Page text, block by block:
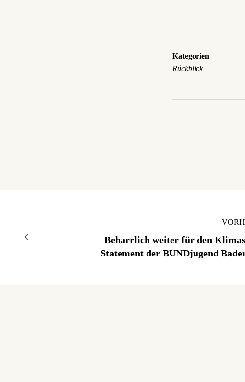
Kategorien
Rückblick
Beharrlich weiter für den
Statement der BUNDjugend